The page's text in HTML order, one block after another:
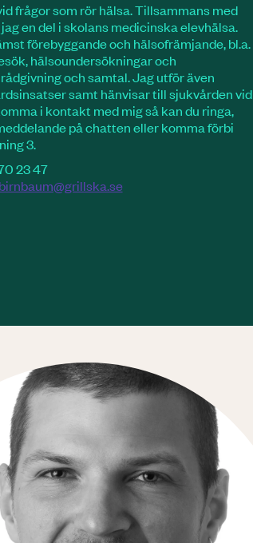
frågor som rör hälsa. Tillsammans med
en del i skolans medicinska elevhälsa.
förebyggande och hälsofrämjande, bl.a.
hälsoundersökningar och
och samtal. Jag utför även
samt hänvisar till sjukvården vid
i kontakt med mig så kan du ringa,
på chatten eller komma förbi
3.
23 47